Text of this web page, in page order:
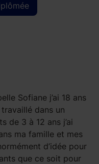
Sofiane j’ai 18 ans
dans un
de 3 à 12 ans j’ai
ma famille et mes
d’idée pour
que ce soit pour